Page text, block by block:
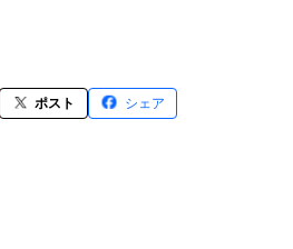
ポスト シェア